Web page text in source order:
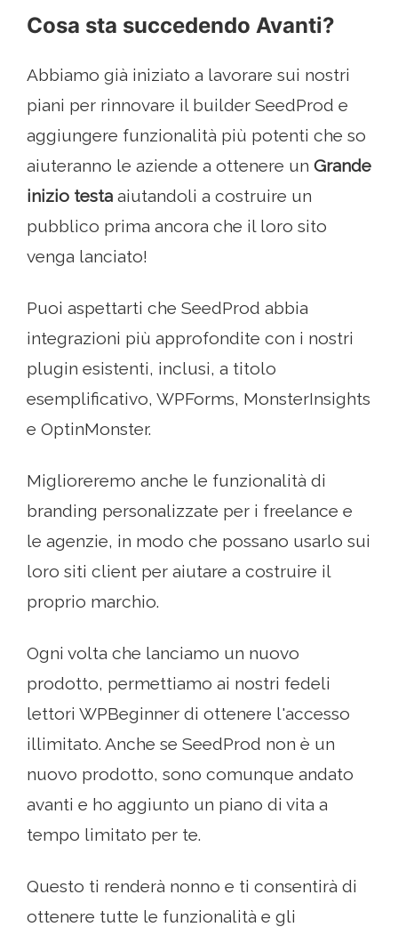
Cosa sta succedendo Avanti?
Abbiamo già iniziato a lavorare sui nostri
piani per rinnovare il builder SeedProd e
aggiungere funzionalità più potenti che so
aiuteranno le aziende a ottenere un Grande
inizio testa aiutandoli a costruire un
pubblico prima ancora che il loro sito
venga lanciato!
Puoi aspettarti che SeedProd abbia
integrazioni più approfondite con i nostri
plugin esistenti, inclusi, a titolo
esemplificativo, WPForms, MonsterInsights
e OptinMonster.
Miglioreremo anche le funzionalità di
branding personalizzate per i freelance e
le agenzie, in modo che possano usarlo sui
loro siti client per aiutare a costruire il
proprio marchio.
Ogni volta che lanciamo un nuovo
prodotto, permettiamo ai nostri fedeli
lettori WPBeginner di ottenere l'accesso
illimitato. Anche se SeedProd non è un
nuovo prodotto, sono comunque andato
avanti e ho aggiunto un piano di vita a
tempo limitato per te.
Questo ti renderà nonno e ti consentirà di
ottenere tutte le funzionalità e gli